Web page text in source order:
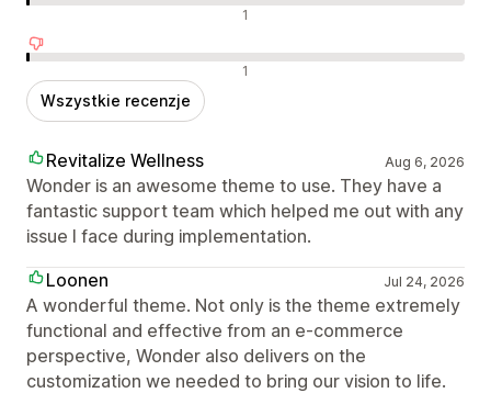
Neutralne recenzje 1
Negatywne recenzje 1
Wszystkie recenzje
Revitalize Wellness Aug 6, 2026
Wonder is an awesome theme to use. They have a
fantastic support team which helped me out with any
issue I face during implementation.
Loonen
Jul 24, 2026
A wonderful theme. Not only is the theme extremely
functional and effective from an e-commerce
perspective, Wonder also delivers on the
customization we needed to bring our vision to life.